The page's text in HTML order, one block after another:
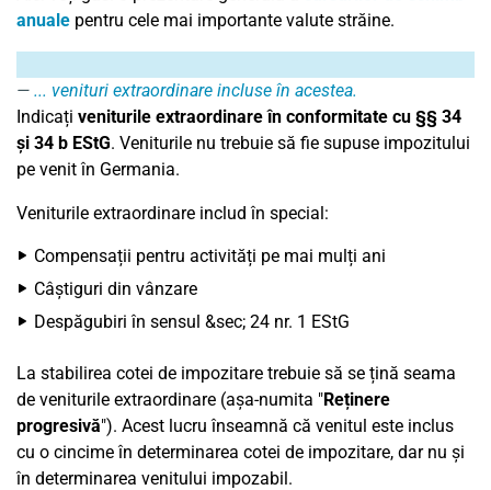
anuale pentru cele mai importante valute străine.
... venituri extraordinare incluse în acestea.
Indicați veniturile extraordinare în conformitate cu §§ 34
și 34 b EStG. Veniturile nu trebuie să fie supuse impozitului
pe venit în Germania.
Veniturile extraordinare includ în special:
Compensații pentru activități pe mai mulți ani
Câștiguri din vânzare
Despăgubiri în sensul &sec; 24 nr. 1 EStG
La stabilirea cotei de impozitare trebuie să se țină seama
de veniturile extraordinare (așa-numita "Reținere
progresivă"). Acest lucru înseamnă că venitul este inclus
cu o cincime în determinarea cotei de impozitare, dar nu și
în determinarea venitului impozabil.